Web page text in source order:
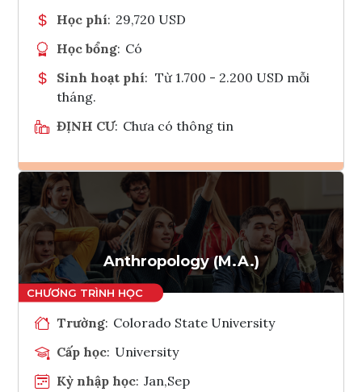
Học phí: 29,720 USD
Học bổng: Có
Sinh hoạt phí: Từ 1.700 - 2.200 USD mỗi
tháng.
ĐỊNH CƯ: Chưa có thông tin
Ghi danh
Tham vấn Interlink
Anthropology (M.A.)
Trường: Colorado State University
Cấp học: University
Kỳ nhập học: Jan,Sep